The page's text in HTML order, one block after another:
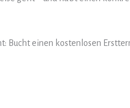
Bucht einen kostenlosen